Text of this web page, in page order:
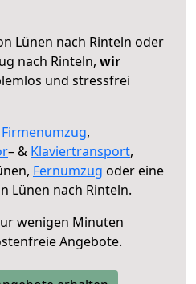
Lünen nach Rinteln oder
nach Rinteln, wir
und stressfrei
Firmenumzug,
– & Klaviertransport,
Fernumzug oder eine
Lünen nach Rinteln.
wenigen Minuten
Angebote.